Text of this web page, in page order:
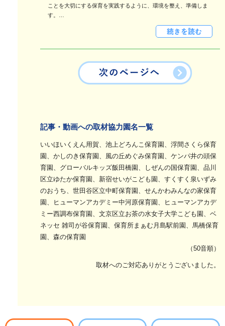
ことを大切にする保育を実践するように、環境を整え、準備しま
す。…
記事・動画への取材協力園名一覧
いいほいくえん用賀、池上どろんこ保育園、浮間さくら保育
園、かしのき保育園、風の丘めぐみ保育園、ケンパ井の頭保
育園、グローバルキッズ飯田橋園、しぜんの国保育園、品川
区立ゆたか保育園、新宿せいがこども園、すくすく泉いずみ
のおうち、世田谷区立中町保育園、せんかわみんなの家保育
園、ヒューマンアカデミー中河原保育園、ヒューマンアカデ
ミー西調布保育園、文京区立お茶の水女子大学こども園、ベ
ネッセ 雑司が谷保育園、保育所まぁむ月島駅前園、馬橋保育
園、森の保育園
（50音順）
取材へのご対応ありがとうございました。